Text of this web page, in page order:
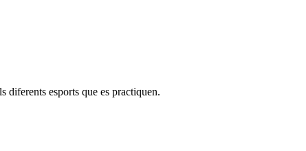
diferents esports que es practiquen.